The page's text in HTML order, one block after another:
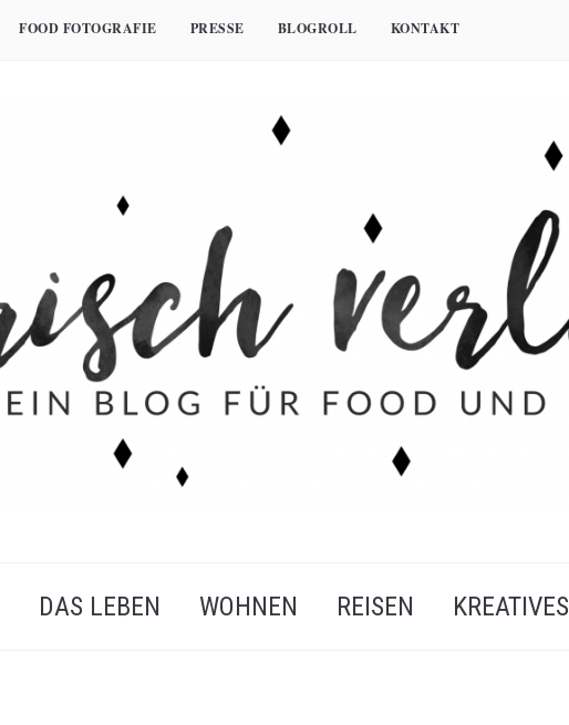
FOOD FOTOGRAFIE PRESSE BLOGROLL KONTAKT
DAS LEBEN WOHNEN REISEN KREATIVES